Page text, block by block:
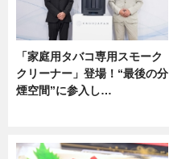
「家庭用タバコ専用スモーク
クリーナー」登場！“最後の分
煙空間”に参入し…